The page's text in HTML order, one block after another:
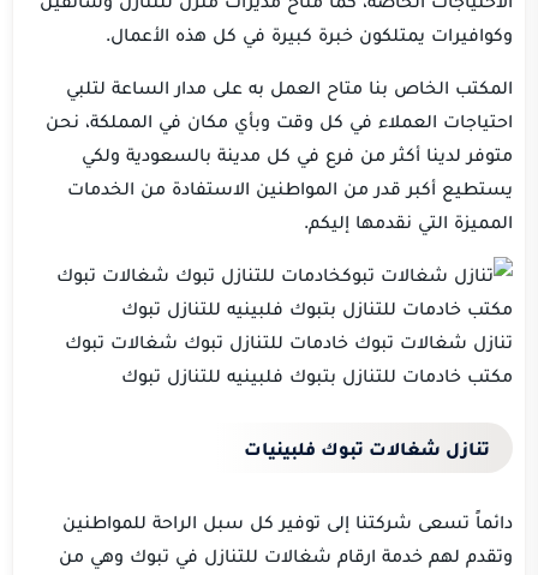
وكوافيرات يمتلكون خبرة كبيرة في كل هذه الأعمال.
المكتب الخاص بنا متاح العمل به على مدار الساعة لتلبي
احتياجات العملاء في كل وقت وبأي مكان في المملكة، نحن
متوفر لدينا أكثر من فرع في كل مدينة بالسعودية ولكي
يستطيع أكبر قدر من المواطنين الاستفادة من الخدمات
المميزة التي نقدمها إليكم.
تنازل شغالات تبوك خادمات للتنازل تبوك شغالات تبوك
مكتب خادمات للتنازل بتبوك فلبينيه للتنازل تبوك
تنازل شغالات تبوك فلبينيات
دائماً تسعى شركتنا إلى توفير كل سبل الراحة للمواطنين
وتقدم لهم خدمة ارقام شغالات للتنازل في تبوك وهي من